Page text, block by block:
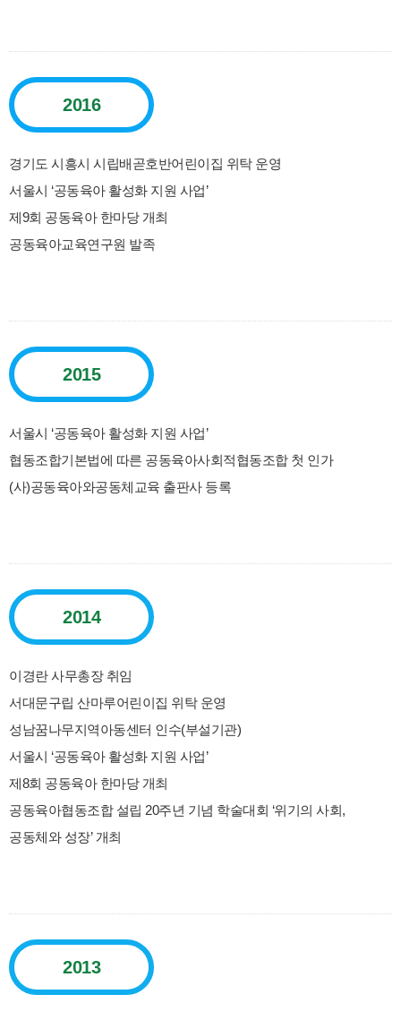
2016
경기도 시흥시 시립배곧호반어린이집 위탁 운영
서울시 ‘공동육아 활성화 지원 사업’
제9회 공동육아 한마당 개최
공동육아교육연구원 발족
2015
서울시 ‘공동육아 활성화 지원 사업’
협동조합기본법에 따른 공동육아사회적협동조합 첫 인가
(사)공동육아와공동체교육 출판사 등록
2014
이경란 사무총장 취임
서대문구립 산마루어린이집 위탁 운영
성남꿈나무지역아동센터 인수(부설기관)
서울시 ‘공동육아 활성화 지원 사업’
제8회 공동육아 한마당 개최
공동육아협동조합 설립 20주년 기념 학술대회 ‘위기의 사회,
공동체와 성장’ 개최
2013